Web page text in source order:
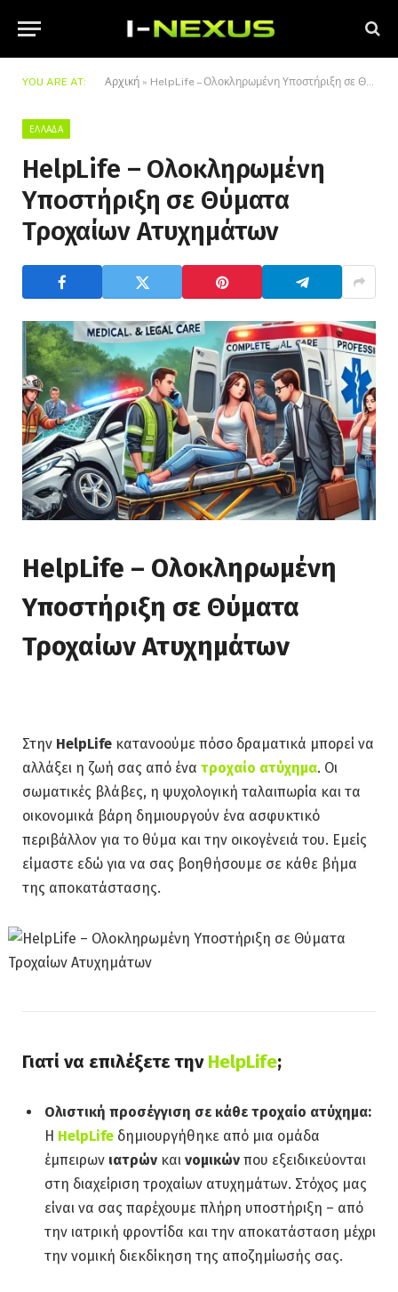
YOU ARE AT: Αρχική » HelpLife – Ολοκληρωμένη Υποστήριξη σε Θύματα Τροχαίων Ατυχημάτων
ΕΛΛΆΔΑ
HelpLife – Ολοκληρωμένη
Υποστήριξη σε Θύματα
Τροχαίων Ατυχημάτων
HelpLife – Ολοκληρωμένη
Υποστήριξη σε Θύματα
Τροχαίων Ατυχημάτων
Στην HelpLife κατανοούμε πόσο δραματικά μπορεί να
αλλάξει η ζωή σας από ένα τροχαίο ατύχημα. Οι
σωματικές βλάβες, η ψυχολογική ταλαιπωρία και τα
οικονομικά βάρη δημιουργούν ένα ασφυκτικό
περιβάλλον για το θύμα και την οικογένειά του. Εμείς
είμαστε εδώ για να σας βοηθήσουμε σε κάθε βήμα
της αποκατάστασης.
Γιατί να επιλέξετε την HelpLife;
Ολιστική προσέγγιση σε κάθε τροχαίο ατύχημα:
Η HelpLife δημιουργήθηκε από μια ομάδα
έμπειρων ιατρών και νομικών που εξειδικεύονται
στη διαχείριση τροχαίων ατυχημάτων. Στόχος μας
είναι να σας παρέχουμε πλήρη υποστήριξη – από
την ιατρική φροντίδα και την αποκατάσταση μέχρι
την νομική διεκδίκηση της αποζημίωσής σας.